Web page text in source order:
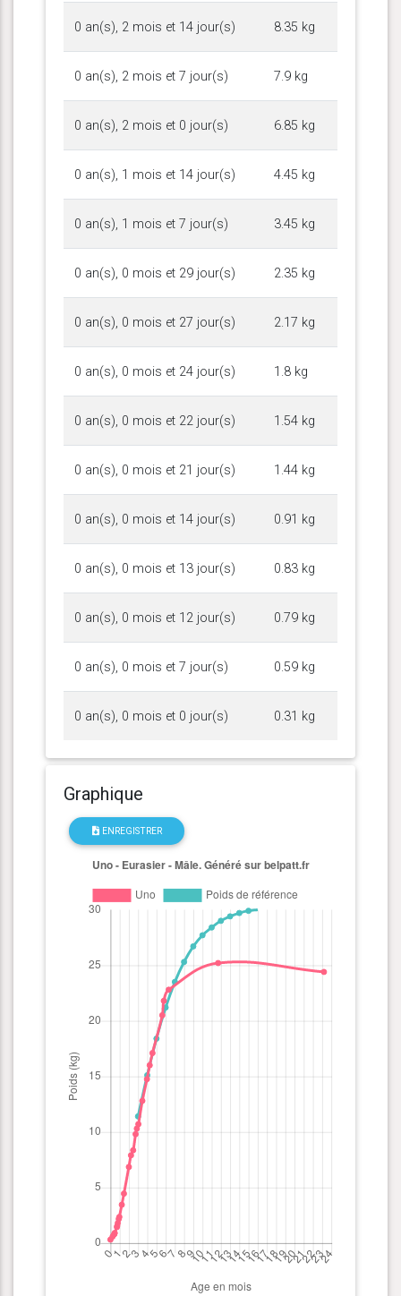
0 an(s), 2 mois et 14 jour(s) 8.35 kg
0 an(s), 2 mois et 7 jour(s) 7.9 kg
0 an(s), 2 mois et 0 jour(s) 6.85 kg
0 an(s), 1 mois et 14 jour(s) 4.45 kg
0 an(s), 1 mois et 7 jour(s) 3.45 kg
0 an(s), 0 mois et 29 jour(s) 2.35 kg
0 an(s), 0 mois et 27 jour(s) 2.17 kg
0 an(s), 0 mois et 24 jour(s) 1.8 kg
0 an(s), 0 mois et 22 jour(s) 1.54 kg
0 an(s), 0 mois et 21 jour(s) 1.44 kg
0 an(s), 0 mois et 14 jour(s) 0.91 kg
0 an(s), 0 mois et 13 jour(s) 0.83 kg
0 an(s), 0 mois et 12 jour(s) 0.79 kg
0 an(s), 0 mois et 7 jour(s) 0.59 kg
0 an(s), 0 mois et 0 jour(s) 0.31 kg
Graphique
ENREGISTRER